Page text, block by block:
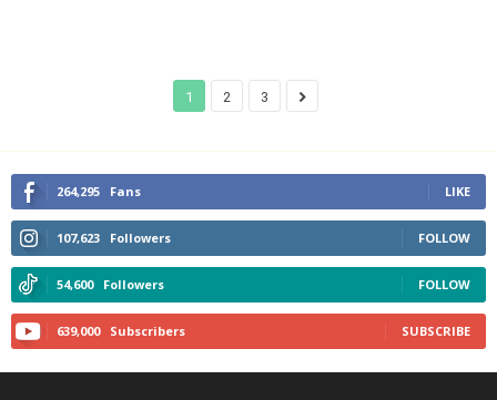
1 2 3
264,295 Fans LIKE
107,623 Followers FOLLOW
54,600 Followers FOLLOW
639,000 Subscribers SUBSCRIBE